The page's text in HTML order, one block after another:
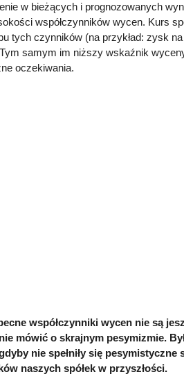
w bieżących i prognozowanych
współczynników wycen. Kurs
tych czynników (na przykład: zysk
samym im niższy wskaźnik
oczekiwania.
współczynniki wycen nie są
mówić o skrajnym pesymizmie.
nie spełniły się pesymistyczne
naszych spółek w przyszłości.